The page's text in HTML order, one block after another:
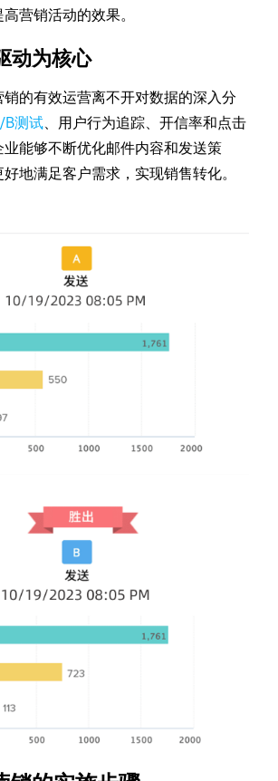
营销活动的效果。
动为核心
销的有效运营离不开对数据的深入分
B测试、用户行为追踪、开信率和点击
业能够不断优化邮件内容和发送策
地满足客户需求，实现销售转化。